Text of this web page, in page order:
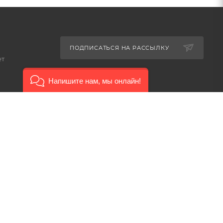
ПОДПИСАТЬСЯ НА РАССЫЛКУ
8-926-503-61-65
Напишите нам, мы онлайн!